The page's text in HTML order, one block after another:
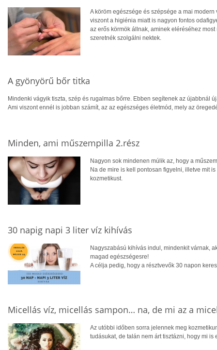
A köröm egészsége és szépsége a mai
viszont a higiénia miatt is nagyon fontos
az erős körmök állnak, aminek eléréséhez
szeretnék szolgálni nektek.
A gyönyörű bőr titka
Mindenki vágyik tiszta, szép és rugalmas bőrre. Ebben segítenek az újabbnál
Ami viszont ennél is jobban számít, az az egészséges életmód, mely az
Minden, ami műszempilla 2.rész
Nagyon sok mindenen múlik az, hogy a
Na de mire is kell pontosan figyelni, illetve mit
kozmetikust.
30 napig napi 3 liter víz kihívás
Nagyszabású kihívás indul, mindenkit várnak,
magad egészségesre!
A célja pedig, hogy a résztvevők 30 napon
Micellás víz, micellás sampon… na, de mi az a
Az utóbbi időben sorra jelennek meg
tudásukat, de talán nem árt tisztázni, hogy mi is